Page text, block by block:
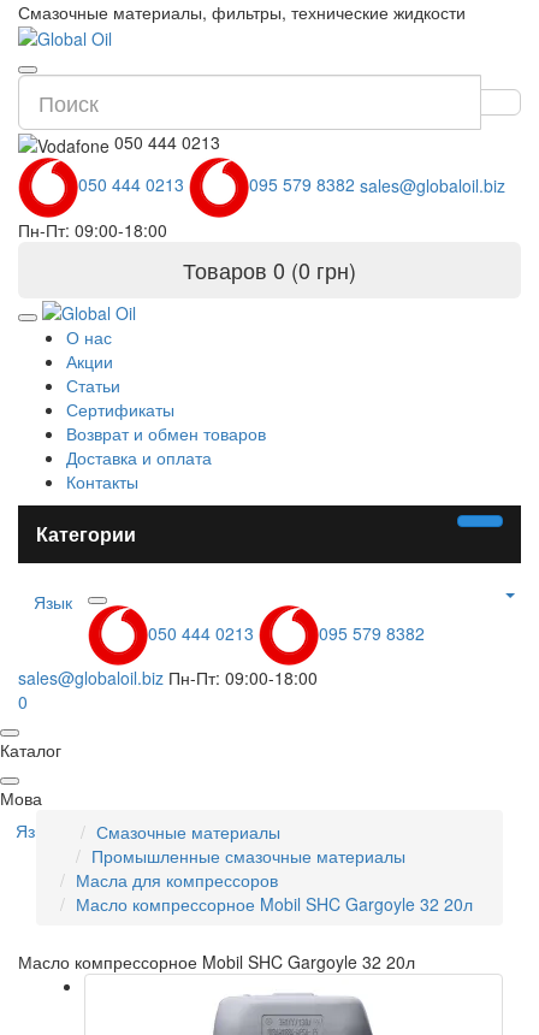
Смазочные материалы, фильтры, технические жидкости
050 444 0213
050 444 0213
095 579 8382 sales@globaloil.biz
Пн-Пт: 09:00-18:00
Товаров 0 (0 грн)
О нас
Акции
Статьи
Сертификаты
Возврат и обмен товаров
Доставка и оплата
Контакты
Категории
Язык
050 444 0213
095 579 8382
sales@globaloil.biz Пн-Пт: 09:00-18:00
0
Каталог
Мова
Язык
Смазочные материалы
Промышленные смазочные материалы
Масла для компрессоров
Масло компрессорное Mobil SHC Gargoyle 32 20л
Масло компрессорное Mobil SHC Gargoyle 32 20л